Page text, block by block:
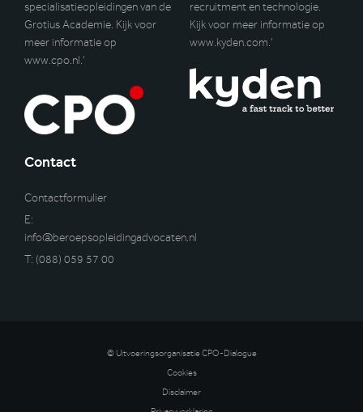
specialisatieopleidingen van de
Grotius Academie. Kijk voor
meer informatie op
www.cpo.nl.’
recruitment en technologie.
Kijk voor meer informatie op
www.kyden.com.’
Contact
Contactformulier
E:
info@beroepsopleidingadvocaten.nl
T: (088) 059 57 00
© Uitvoeringsorganisatie CPO-Dialogue
Cookies
Disclaimer